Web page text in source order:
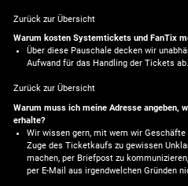
Zurück zur Übersicht
Warum kosten Systemtickets und FanTix
Über diese Pauschale decken wir
Aufwand für das Handling der Tickets ab.
Zurück zur Übersicht
Warum muss ich meine Adresse angeben,
erhalte?
Wir wissen gern, mit wem wir
Zuge des Ticketkaufs zu gewissen
machen, per Briefpost zu
per E-Mail aus irgendwelchen Gründen